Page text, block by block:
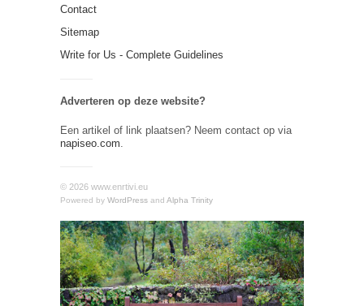
Contact
Sitemap
Write for Us - Complete Guidelines
Adverteren op deze website?
Een artikel of link plaatsen? Neem contact op via
napiseo.com.
© 2026 www.enrtivi.eu
Powered by WordPress and Alpha Trinity